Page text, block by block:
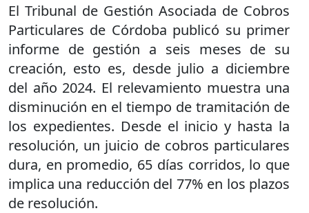
El Tribunal de Gestión Asociada de Cobros
Particulares de Córdoba publicó su primer
informe de gestión a seis meses de su
creación, esto es, desde julio a diciembre
del año 2024. El relevamiento muestra una
disminución en el tiempo de tramitación de
los expedientes. Desde el inicio y hasta la
resolución, un juicio de cobros particulares
dura, en promedio, 65 días corridos, lo que
implica una reducción del 77% en los plazos
de resolución.